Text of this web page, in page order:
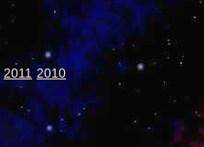
2011 2010